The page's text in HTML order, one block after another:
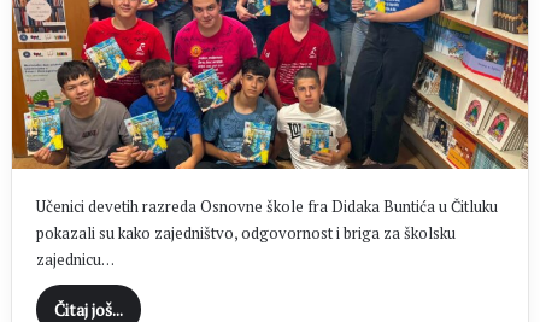
Učenici devetih razreda Osnovne škole fra Didaka Buntića u Čitluku
pokazali su kako zajedništvo, odgovornost i briga za školsku
zajednicu…
Čitaj još...